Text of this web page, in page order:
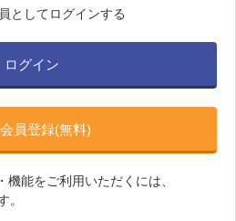
としてログインする
ログイン
員登録(無料)
能をご利用いただくには、
。